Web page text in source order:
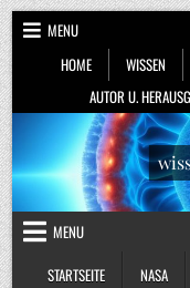
Skip
to
content
MENU
HOME
WISSEN
AUTOR U.
MENU
STARTSEITE
NASA